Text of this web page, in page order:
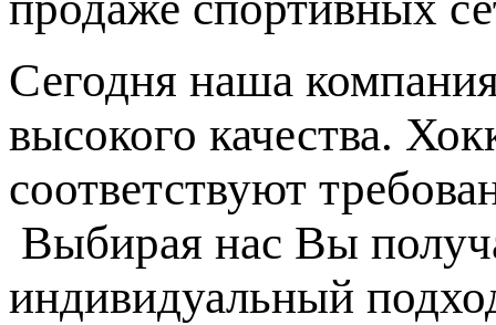
Сегодня наша
высокого качества.
соответствуют
Выбирая нас Вы
индивидуальный